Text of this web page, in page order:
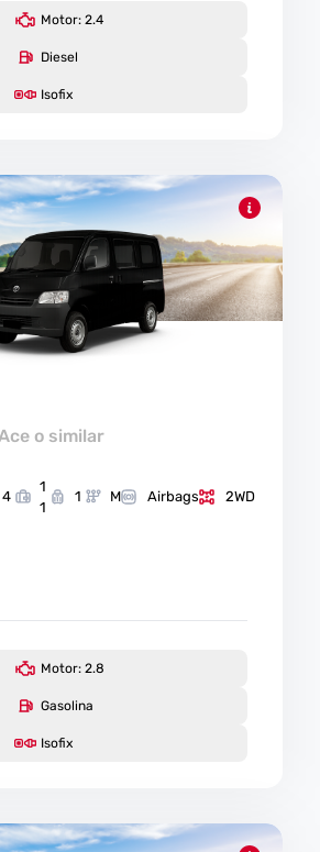
Motor: 2.4
Diesel
Isofix
o similar
4
1
1
1 M Airbags 2WD
Motor: 2.8
Gasolina
Isofix